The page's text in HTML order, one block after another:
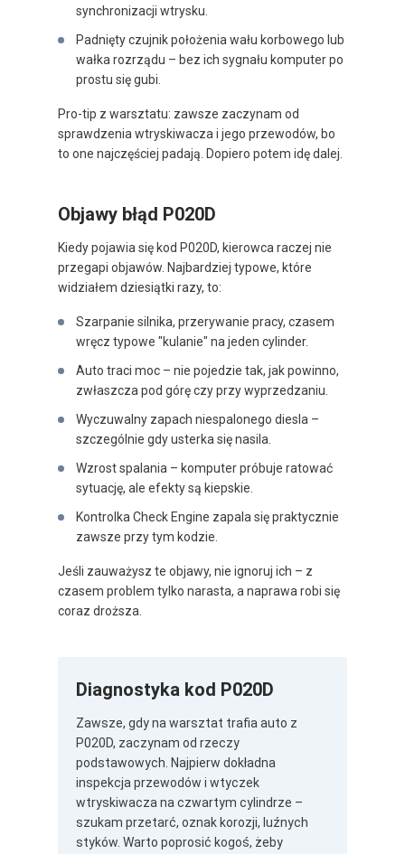
synchronizacji wtrysku.
Padnięty czujnik położenia wału korbowego lub
wałka rozrządu – bez ich sygnału komputer po
prostu się gubi.
Pro-tip z warsztatu: zawsze zaczynam od
sprawdzenia wtryskiwacza i jego przewodów, bo
to one najczęściej padają. Dopiero potem idę dalej.
Objawy błąd P020D
Kiedy pojawia się kod P020D, kierowca raczej nie
przegapi objawów. Najbardziej typowe, które
widziałem dziesiątki razy, to:
Szarpanie silnika, przerywanie pracy, czasem
wręcz typowe "kulanie" na jeden cylinder.
Auto traci moc – nie pojedzie tak, jak powinno,
zwłaszcza pod górę czy przy wyprzedzaniu.
Wyczuwalny zapach niespalonego diesla –
szczególnie gdy usterka się nasila.
Wzrost spalania – komputer próbuje ratować
sytuację, ale efekty są kiepskie.
Kontrolka Check Engine zapala się praktycznie
zawsze przy tym kodzie.
Jeśli zauważysz te objawy, nie ignoruj ich – z
czasem problem tylko narasta, a naprawa robi się
coraz droższa.
Diagnostyka kod P020D
Zawsze, gdy na warsztat trafia auto z
P020D, zaczynam od rzeczy
podstawowych. Najpierw dokładna
inspekcja przewodów i wtyczek
wtryskiwacza na czwartym cylindrze –
szukam przetarć, oznak korozji, luźnych
styków. Warto poprosić kogoś, żeby